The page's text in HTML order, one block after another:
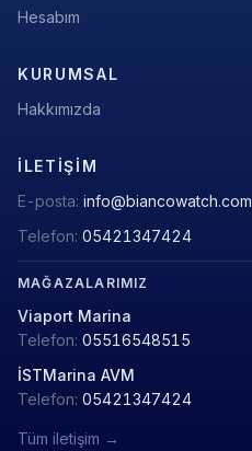
Hesabım
KURUMSAL
Hakkımızda
İLETIŞIM
E-posta: info@biancowatch.com
Telefon: 05421347424
MAĞAZALARIMIZ
Viaport Marina
Telefon: 05516548515
İSTMarina AVM
Telefon: 05421347424
Tüm iletişim →